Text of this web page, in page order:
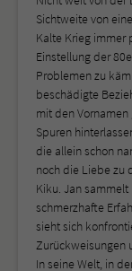
Sichtweite von
Kalte Krieg immer
Einstellung der
Problemen zu
beschädigte
mit den
Spuren
die allein schon
noch die Liebe zu
Kiku. Jan
schmerzhafte
sieht sich
Zurückweisungen
In seine Welt, in